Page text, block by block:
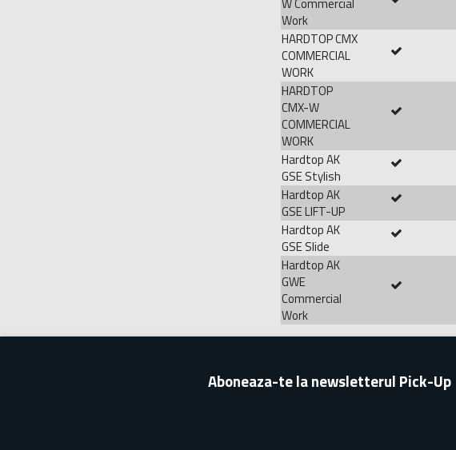
W Commercial
Work
HARDTOP CMX
COMMERCIAL
WORK
HARDTOP
CMX-W
COMMERCIAL
WORK
Hardtop AK
GSE Stylish
Hardtop AK
GSE LIFT-UP
Hardtop AK
GSE Slide
Hardtop AK
GWE
Commercial
Work
Aboneaza-te la newsletterul Pick-Up